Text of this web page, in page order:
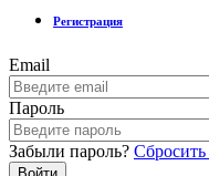
Регистрация
Email
Пароль
Забыли пароль? Сбросить